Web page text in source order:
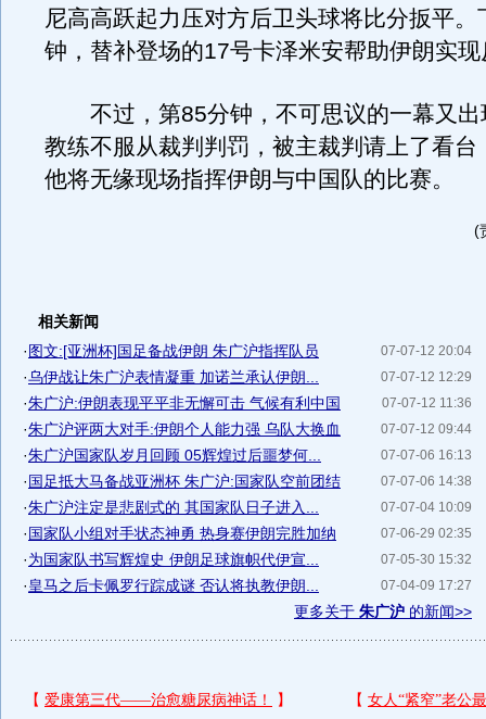
尼高高跃起力压对方后卫头球将比分扳平。
钟，替补登场的17号卡泽米安帮助伊朗实
不过，第85分钟，不可思议的一幕又出
教练不服从裁判判罚，被主裁判请上了看台
他将无缘现场指挥伊朗与中国队的比赛。
(
相关新闻
07-07-12 20:04
·图文:[亚洲杯]国足备战伊朗 朱广沪指挥队员
07-07-12 12:29
·乌伊战让朱广沪表情凝重 加诺兰承认伊朗...
07-07-12 11:36
·朱广沪:伊朗表现平平非无懈可击 气候有利中国
07-07-12 09:44
·朱广沪评两大对手:伊朗个人能力强 乌队大换血
07-07-06 16:13
·朱广沪国家队岁月回顾 05辉煌过后噩梦何...
07-07-06 14:38
·国足抵大马备战亚洲杯 朱广沪:国家队空前团结
07-07-04 10:09
·朱广沪注定是悲剧式的 其国家队日子进入...
07-06-29 02:35
·国家队小组对手状态神勇 热身赛伊朗完胜加纳
07-05-30 15:32
·为国家队书写辉煌史 伊朗足球旗帜代伊宣...
07-04-09 17:27
·皇马之后卡佩罗行踪成谜 否认将执教伊朗...
更多关于 朱广沪 的新闻>>